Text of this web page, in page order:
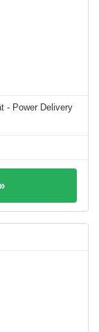
- Power Delivery